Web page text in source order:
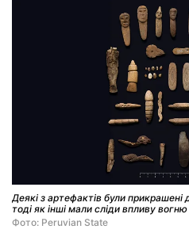
Деякі з артефактів були
тоді як інші мали сліди впливу вогню
Фото: Peruvian State